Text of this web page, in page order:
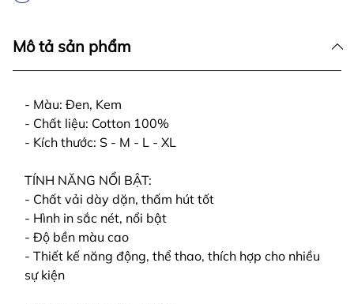
Mô tả sản phẩm
- Màu: Đen, Kem
- Chất liệu: Cotton 100%
- Kích thước: S - M - L - XL
TÍNH NĂNG NỔI BẬT:
- Chất vải dày dặn, thấm hút tốt
- Hình in sắc nét, nổi bật
- Độ bền màu cao
- Thiết kế năng động, thể thao, thích hợp cho nhiều
sự kiện